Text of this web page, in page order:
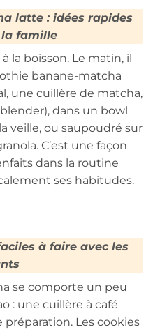
latte : idées rapides
famille
la boisson. Le matin, il
banane-matcha
une cuillère de matcha,
dans un bowl
veille, ou saupoudré sur
C’est une façon
dans la routine
ses habitudes.
à faire avec les
se comporte un peu
: une cuillère à café
Les cookies